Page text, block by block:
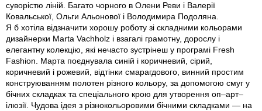
суворістю ліній. Багато чорного в Олени Реви і Валерії
Ковальської, Ольги Альонової і Володимира Подоляна.
Я б хотіла відзначити хорошу роботу зі складними кольорами
дизайнерки Marta Vachholz і взагалі грамотну, дорослу і
елегантну колекцію, які нечасто зустрінеш у програмі Fresh
Fashion. Марта поєднувала синій і коричневий, сірий,
коричневий і рожевий, відтінки смарагдового, винний простим
конструюванням полотен різного кольору, за допомогою смуг у
бічних складках та спеціального крою для утворення оп–арт–
ілюзії. Чудова ідея з різнокольоровими бічними складками — на